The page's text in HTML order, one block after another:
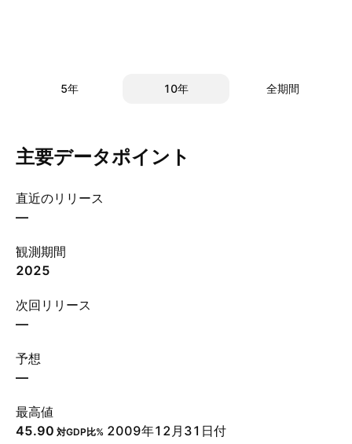
5年 10年 全期間
主要データポイント
直近のリリース
—
観測期間
2025
次回リリース
—
予想
—
最高値
45.90 対GDP比% 2009年12月31日付